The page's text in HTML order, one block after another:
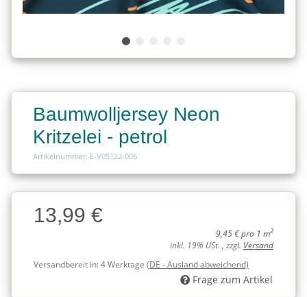
Baumwolljersey Neon
Kritzelei - petrol
Artikelnummer: E-V05122-006
Charge
Charge13,99 €
9,45 € pro 1 m2
inkl. 19% USt. , zzgl. Versand
Versandbereit in:4 Werktage (DE - Ausland abweichend)
Frage zum Artikel